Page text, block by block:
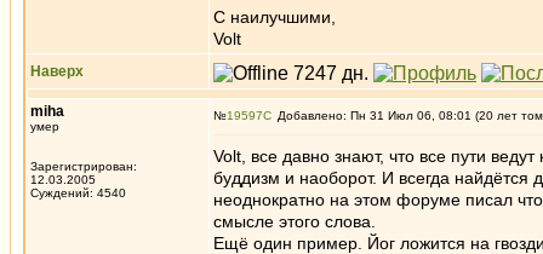
С наилучшими,
Volt
Наверх
miha
умер
Зарегистрирован:
12.03.2005
Суждений: 4540
№19597 Добавлено: Пн 31 Июл 06, 08:01 (20 лет
Volt, все давно знают, что все пути
буддизм и наоборот. И всегда
неоднократно на этом форуме писал
смысле этого слова.
Ещё один пример. Йог ложится на